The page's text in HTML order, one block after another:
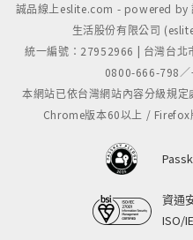
誠品線上eslite.com - powered by
生活股份有限公司
統一編號：27952966 | 台灣台北
0800-666-798
本網站已依台灣網站內容分級規
Chrome版本60以上 /
資通
ISO/